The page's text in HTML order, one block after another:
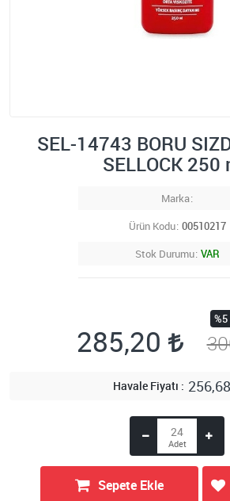
SEL-14743 BORU
SELLOCK 250
Marka
Ürün Kodu 00510217
Stok Durumu VAR
285,20
%5
Havale Fiyatı 256,68
Sepete Ekle